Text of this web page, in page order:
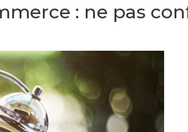
: ne pas